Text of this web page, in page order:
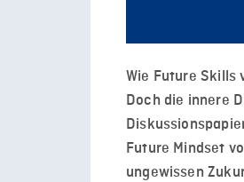
Wie Future
Doch die innere
Future Mindset
ungewissen